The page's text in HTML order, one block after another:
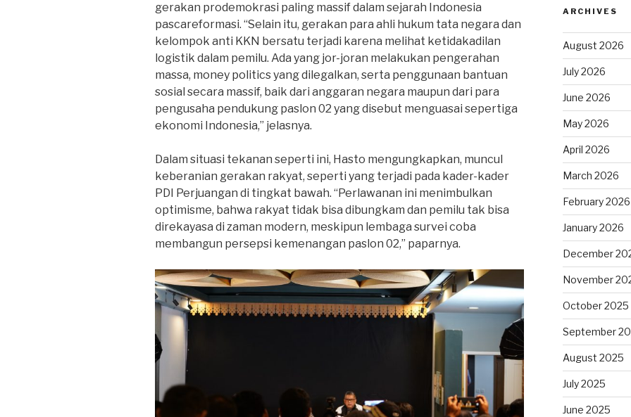
gerakan prodemokrasi paling massif dalam sejarah Indonesia
pascareformasi. “Selain itu, gerakan para ahli hukum tata negara dan
kelompok anti KKN bersatu terjadi karena melihat ketidakadilan
logistik dalam pemilu. Ada yang jor-joran melakukan pengerahan
massa, money politics yang dilegalkan, serta penggunaan bantuan
sosial secara massif, baik dari anggaran negara maupun dari para
pengusaha pendukung paslon 02 yang disebut menguasai sepertiga
ekonomi Indonesia,” jelasnya.
Dalam situasi tekanan seperti ini, Hasto mengungkapkan, muncul
keberanian gerakan rakyat, seperti yang terjadi pada kader-kader
PDI Perjuangan di tingkat bawah. “Perlawanan ini menimbulkan
optimisme, bahwa rakyat tidak bisa dibungkam dan pemilu tak bisa
direkayasa di zaman modern, meskipun lembaga survei coba
membangun persepsi kemenangan paslon 02,” paparnya.
ARCHIVES
August 2026
July 2026
June 2026
May 2026
April 2026
March 2026
February 2026
January 2026
December
November
October 2025
September
August 2025
July 2025
June 2025